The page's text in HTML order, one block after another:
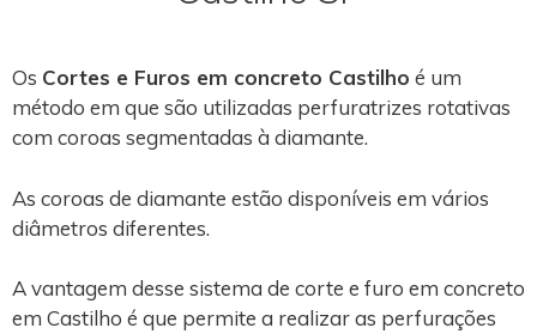
Os Cortes e Furos em concreto Castilho é um
método em que são utilizadas perfuratrizes rotativas
com coroas segmentadas à diamante.
As coroas de diamante estão disponíveis em vários
diâmetros diferentes.
A vantagem desse sistema de corte e furo em concreto
em Castilho é que permite a realizar as perfurações